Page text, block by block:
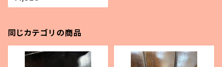
同じカテゴリの商品